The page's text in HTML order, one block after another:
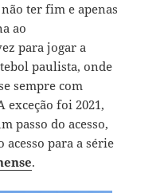
ter fim e apenas
ao
para jogar a
paulista, onde
sempre com
exceção foi 2021,
passo do acesso,
para a série
.